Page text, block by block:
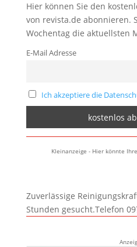
Hier können Sie den
von revista.de abonnieren.
Wochentag die aktuellsten
E-Mail Adresse
Ich akzeptiere die
Kleinanzeige - Hier könnte
Zuverlässige
Stunden gesucht.Telefon